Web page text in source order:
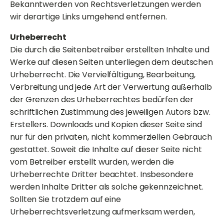
Bekanntwerden von Rechtsverletzungen werden
wir derartige Links umgehend entfernen.
Urheberrecht
Die durch die Seitenbetreiber erstellten Inhalte und
Werke auf diesen Seiten unterliegen dem deutschen
Urheberrecht. Die Vervielfältigung, Bearbeitung,
Verbreitung und jede Art der Verwertung außerhalb
der Grenzen des Urheberrechtes bedürfen der
schriftlichen Zustimmung des jeweiligen Autors bzw.
Erstellers. Downloads und Kopien dieser Seite sind
nur für den privaten, nicht kommerziellen Gebrauch
gestattet. Soweit die Inhalte auf dieser Seite nicht
vom Betreiber erstellt wurden, werden die
Urheberrechte Dritter beachtet. Insbesondere
werden Inhalte Dritter als solche gekennzeichnet.
Sollten Sie trotzdem auf eine
Urheberrechtsverletzung aufmerksam werden,